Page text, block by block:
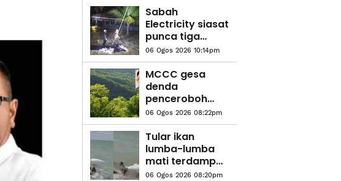
Sabah
Electricity siasat
punca tiga
anggota polis
maut terkena
renjatan elektrik
06 Ogos 2026 10:14pm
MCCC gesa
denda
penceroboh
tanah dinaikkan
RM20 juta
06 Ogos 2026 08:22pm
Tular ikan
lumba-lumba
mati terdampar
di Ban Pecah
06 Ogos 2026 08:20pm